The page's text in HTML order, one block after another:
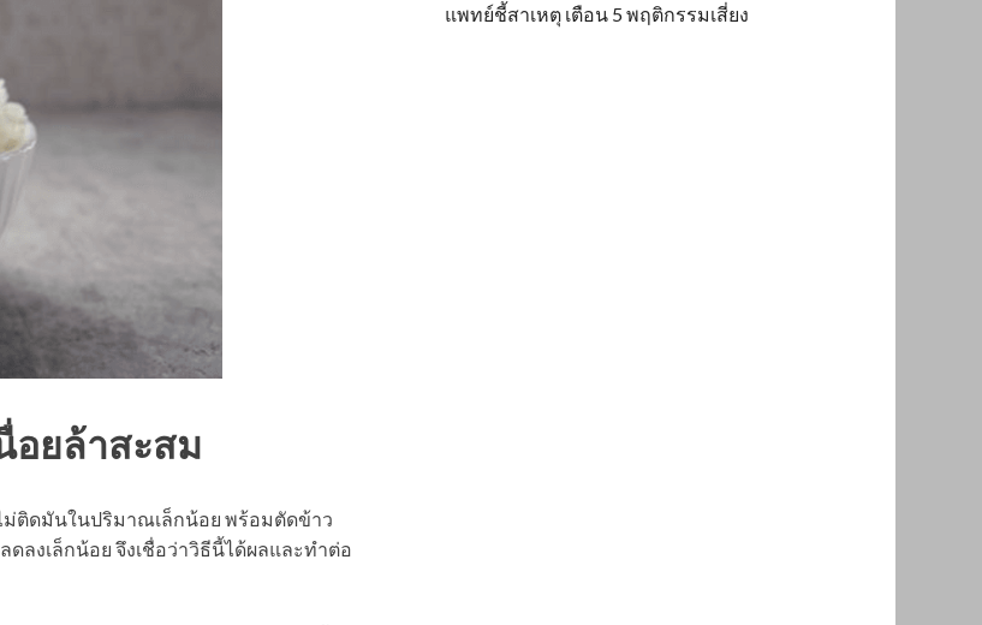
อยล้าสะสม
ม่ติดมันในปริมาณเล็กน้อย พร้อมตัดข้าว
ลงเล็กน้อย จึงเชื่อว่าวิธีนี้ได้ผลและทำต่อ
แพทย์ชี้สาเหตุ เตือน 5 พฤติกรรมเสี่ยง